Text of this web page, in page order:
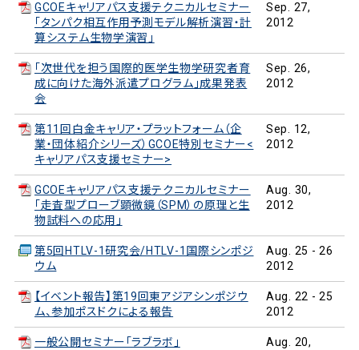
GCOEキャリアパス支援テクニカルセミナー
「タンパク相互作用予測モデル解析演習・計
算システム生物学演習」
Sep. 27,
2012
「次世代を担う国際的医学生物学研究者育
成に向けた海外派遣プログラム」成果発表
会
Sep. 26,
2012
第11回白金キャリア・プラットフォーム（企
業・団体紹介シリーズ）GCOE特別セミナー<
キャリアパス支援セミナー>
Sep. 12,
2012
GCOEキャリアパス支援テクニカルセミナー
「走査型プローブ顕微鏡（SPM）の原理と生
物試料への応用」
Aug. 30,
2012
第5回HTLV-1研究会/HTLV-1国際シンポジ
ウム
Aug. 25 - 26
2012
【イベント報告】第19回東アジアシンポジウ
ム、参加ポスドクによる報告
Aug. 22 - 25
2012
一般公開セミナー「ラブラボ」
Aug. 20,